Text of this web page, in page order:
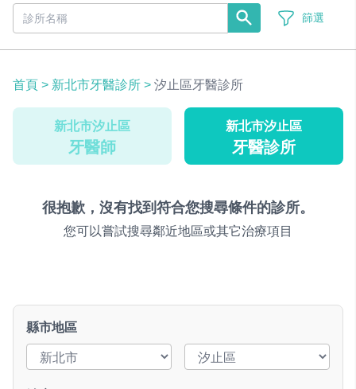
篩選
首頁 > 新北市牙醫診所 > 汐止區牙醫診所
新北市汐止區
牙醫師
新北市汐止區
牙醫診所
很抱歉，沒有找到符合您搜尋條件的診所。
您可以嘗試搜尋鄰近地區或其它治療項目
縣市地區